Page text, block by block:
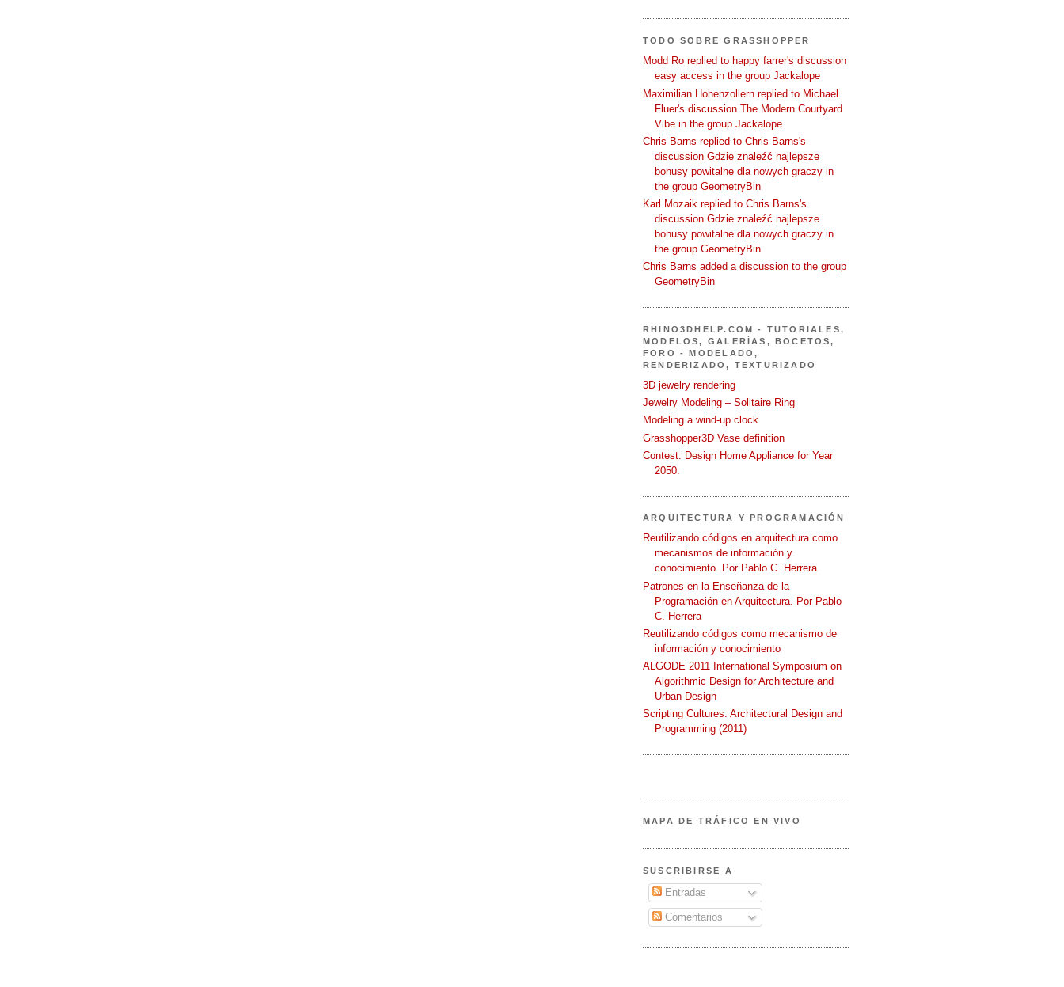
TODO SOBRE GRASSHOPPER
Modd Ro replied to happy farrer's discussion
easy access in the group Jackalope
Maximilian Hohenzollern replied to Michael
Fluer's discussion The Modern Courtyard
Vibe in the group Jackalope
Chris Barns replied to Chris Barns's
discussion Gdzie znaleźć najlepsze
bonusy powitalne dla nowych graczy in
the group GeometryBin
Karl Mozaik replied to Chris Barns's
discussion Gdzie znaleźć najlepsze
bonusy powitalne dla nowych graczy in
the group GeometryBin
Chris Barns added a discussion to the group
GeometryBin
RHINO3DHELP.COM - TUTORIALES,
MODELOS, GALERÍAS, BOCETOS,
FORO - MODELADO,
RENDERIZADO, TEXTURIZADO
3D jewelry rendering
Jewelry Modeling – Solitaire Ring
Modeling a wind-up clock
Grasshopper3D Vase definition
Contest: Design Home Appliance for Year
2050.
ARQUITECTURA Y PROGRAMACIÓN
Reutilizando códigos en arquitectura como
mecanismos de información y
conocimiento. Por Pablo C. Herrera
Patrones en la Enseñanza de la
Programación en Arquitectura. Por Pablo
C. Herrera
Reutilizando códigos como mecanismo de
información y conocimiento
ALGODE 2011 International Symposium on
Algorithmic Design for Architecture and
Urban Design
Scripting Cultures: Architectural Design and
Programming (2011)
MAPA DE TRÁFICO EN VIVO
SUSCRIBIRSE A
Entradas
Comentarios